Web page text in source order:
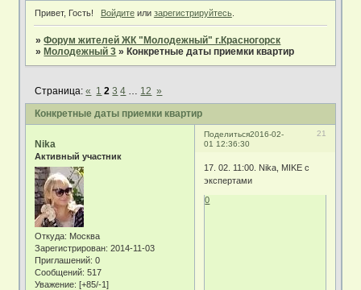
Привет, Гость! Войдитеили зарегистрируйтесь.
»Форум жителей ЖК "Молодежный" г.Красногорск
» Молодежный 3 » Конкретные даты приемки квартир
Конкретные даты приемки квартир
Страница:« 1 2 3 4 12 »
Поделиться 21
2016-02-
01 12:36:30
Nika
Активный участник
Откуда: Москва
Зарегистрирован: 2014-11-03
Приглашений: 0
Сообщений: 517
Уважение: [+85/-1]
17. 02. 11:00. Nika, MIKE с
экспертами
0